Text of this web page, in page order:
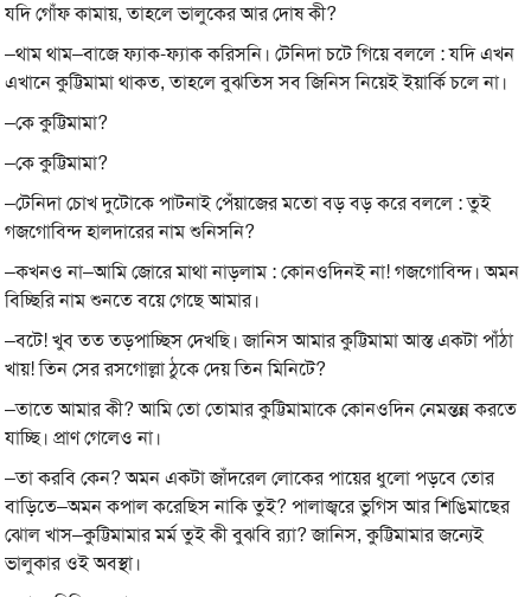
যদি গোঁফ কামায়, তাহলে ভালুকের আর দোষ কী?
–থাম থাম–বাজে ফ্যাক-ফ্যাক করিসনি। টেনিদা চটে গিয়ে বললে : যদি এখন
এখানে কুট্টিমামা থাকত, তাহলে বুঝতিস সব জিনিস নিয়েই ইয়ার্কি চলে না।
–কে কুট্টিমামা?
–কে কুট্টিমামা?
–টেনিদা চোখ দুটোকে পাটনাই পেঁয়াজের মতো বড় বড় করে বললে : তুই
গজগোবিন্দ হালদারের নাম শুনিসনি?
–কখনও না–আমি জোরে মাথা নাড়লাম : কোনওদিনই না! গজগোবিন্দ। অমন
বিচ্ছিরি নাম শুনতে বয়ে গেছে আমার।
–বটে! খুব তত তড়পাচ্ছিস দেখছি। জানিস আমার কুট্টিমামা আস্ত একটা পাঁঠা
খায়! তিন সের রসগোল্লা ঠুকে দেয় তিন মিনিটে?
–তাতে আমার কী? আমি তো তোমার কুট্টিমামাকে কোনওদিন নেমন্তন্ন করতে
যাচ্ছি। প্রাণ গেলেও না।
–তা করবি কেন? অমন একটা জাঁদরেল লোকের পায়ের ধুলো পড়বে তোর
বাড়িতে–অমন কপাল করেছিস নাকি তুই? পালাজ্বরে ভুগিস আর শিঙিমাছের
ঝোল খাস–কুট্টিমামার মর্ম তুই কী বুঝবি র‍্যা? জানিস, কুট্টিমামার জন্যেই
ভালুকার ওই অবস্থা।